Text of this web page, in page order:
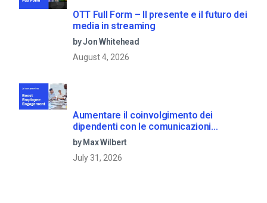
OTT Full Form – Il presente e il futuro dei
media in streaming
by Jon Whitehead
August 4, 2026
Aumentare il coinvolgimento dei
dipendenti con le comunicazioni
aziendali in live streaming
by Max Wilbert
July 31, 2026